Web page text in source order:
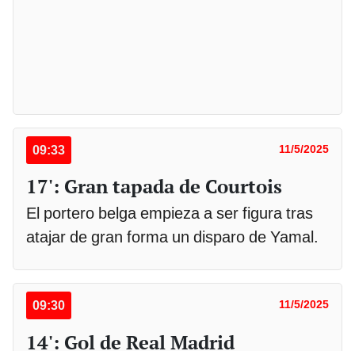
09:33 11/5/2025
17': Gran tapada de Courtois
El portero belga empieza a ser figura tras
atajar de gran forma un disparo de Yamal.
09:30 11/5/2025
14': Gol de Real Madrid